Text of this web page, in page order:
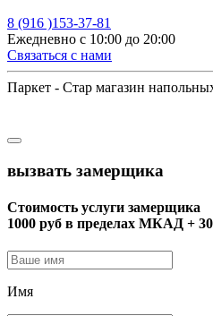
8 (916 )153-37-81
Ежедневно с 10:00 до 20:00
Связаться с нами
Паркет - Стар магазин
вызвать замерщика
Стоимость услуги замерщика
1000 руб в пределах МКАД +
Имя